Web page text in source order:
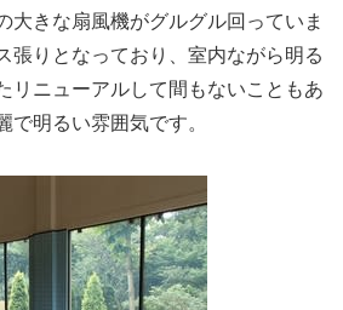
大きな扇風機がグルグル回っていま
張りとなっており、室内ながら明る
リニューアルして間もないこともあ
で明るい雰囲気です。